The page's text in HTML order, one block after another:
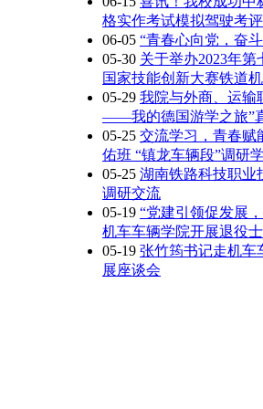
格实作考试模拟驾驶考
06-05 “青春心向党，奋
05-30 关于举办2023年
国家技能创新大赛铁道
05-29 我院与外商、运输
——我的德国游学之旅”
05-25 交流学习，青春
佑班 “镇龙车辆段”调研
05-25 湖南铁路科技职业
调研交流
05-19 “党建引领促发展
机车车辆学院开展退役
05-19 张竹筠书记走机车
展座谈会